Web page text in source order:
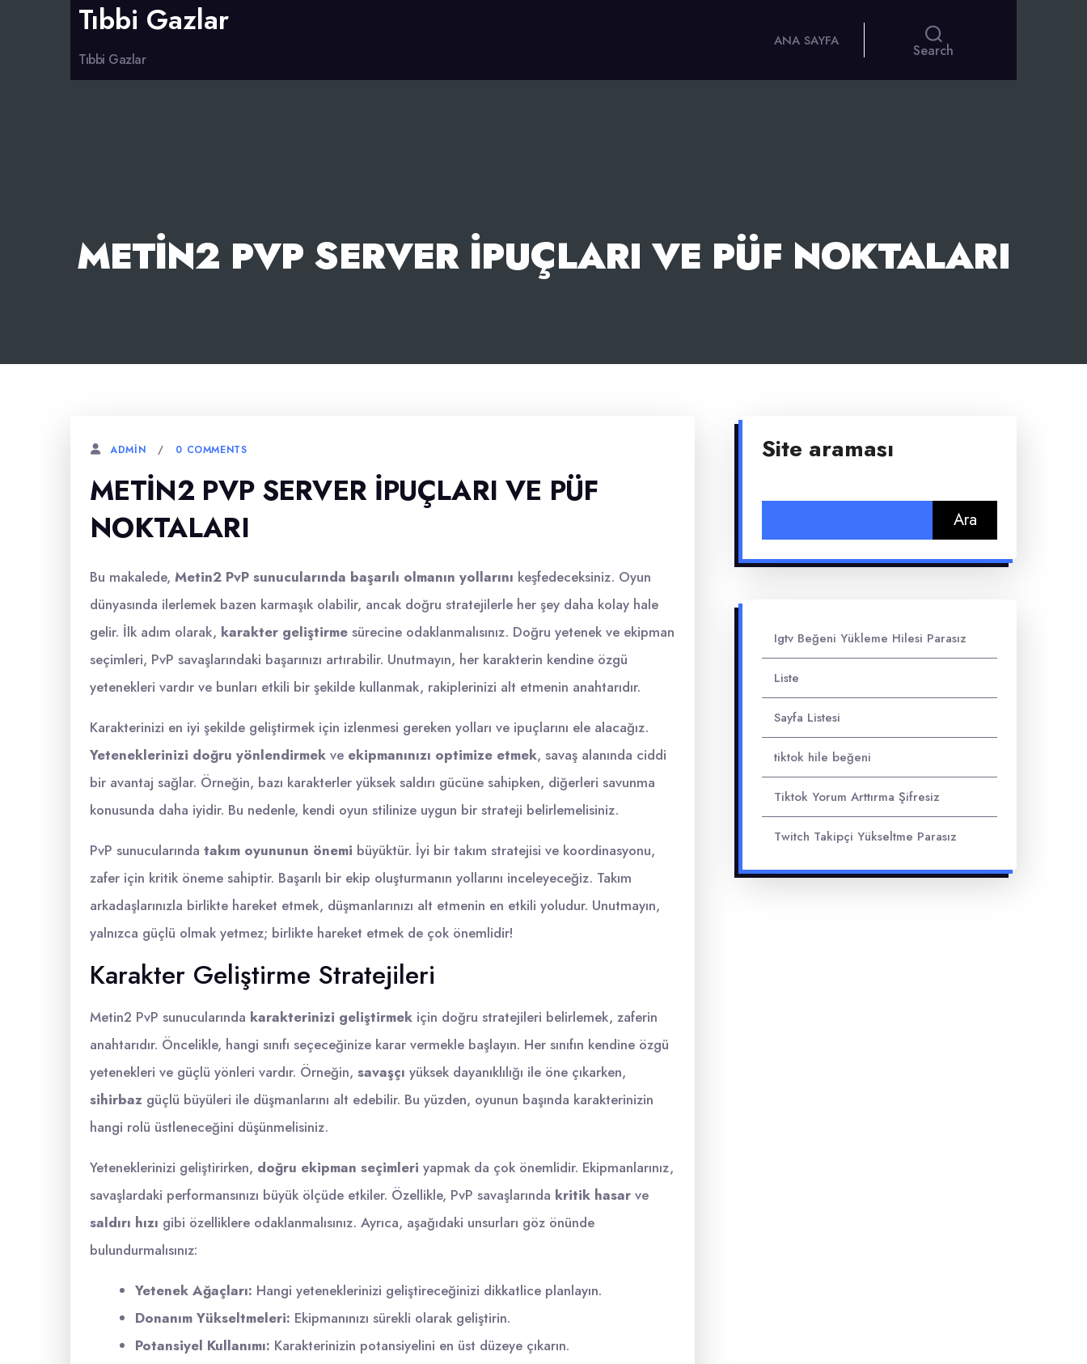
Tıbbi Gazlar
Tıbbi Gazlar
ANA SAYFA
Search
METIN2 PVP SERVER İPUÇLARI VE PÜF NOKTALARI
ADMIN 0 COMMENTS
METIN2 PVP SERVER İPUÇLARI VE PÜF
NOKTALARI
Bu makalede, Metin2 PvP sunucularında başarılı olmanın yollarını keşfedeceksiniz. Oyun
dünyasında ilerlemek bazen karmaşık olabilir, ancak doğru stratejilerle her şey daha kolay hale
gelir. İlk adım olarak, karakter geliştirme sürecine odaklanmalısınız. Doğru yetenek ve ekipman
seçimleri, PvP savaşlarındaki başarınızı artırabilir. Unutmayın, her karakterin kendine özgü
yetenekleri vardır ve bunları etkili bir şekilde kullanmak, rakiplerinizi alt etmenin anahtarıdır.
Karakterinizi en iyi şekilde geliştirmek için izlenmesi gereken yolları ve ipuçlarını ele alacağız.
Yeteneklerinizi doğru yönlendirmek ve ekipmanınızı optimize etmek, savaş alanında ciddi
bir avantaj sağlar. Örneğin, bazı karakterler yüksek saldırı gücüne sahipken, diğerleri savunma
konusunda daha iyidir. Bu nedenle, kendi oyun stilinize uygun bir strateji belirlemelisiniz.
PvP sunucularında takım oyununun önemi büyüktür. İyi bir takım stratejisi ve koordinasyonu,
zafer için kritik öneme sahiptir. Başarılı bir ekip oluşturmanın yollarını inceleyeceğiz. Takım
arkadaşlarınızla birlikte hareket etmek, düşmanlarınızı alt etmenin en etkili yoludur. Unutmayın,
yalnızca güçlü olmak yetmez; birlikte hareket etmek de çok önemlidir!
Karakter Geliştirme Stratejileri
Metin2 PvP sunucularında karakterinizi geliştirmek için doğru stratejileri belirlemek, zaferin
anahtarıdır. Öncelikle, hangi sınıfı seçeceğinize karar vermekle başlayın. Her sınıfın kendine özgü
yetenekleri ve güçlü yönleri vardır. Örneğin, savaşçı yüksek dayanıklılığı ile öne çıkarken,
sihirbaz güçlü büyüleri ile düşmanlarını alt edebilir. Bu yüzden, oyunun başında karakterinizin
hangi rolü üstleneceğini düşünmelisiniz.
Yeteneklerinizi geliştirirken, doğru ekipman seçimleri yapmak da çok önemlidir. Ekipmanlarınız,
savaşlardaki performansınızı büyük ölçüde etkiler. Özellikle, PvP savaşlarında kritik hasar ve
saldırı hızı gibi özelliklere odaklanmalısınız. Ayrıca, aşağıdaki unsurları göz önünde
bulundurmalısınız:
Yetenek Ağaçları: Hangi yeteneklerinizi geliştireceğinizi dikkatlice planlayın.
Donanım Yükseltmeleri: Ekipmanınızı sürekli olarak geliştirin.
Potansiyel Kullanımı: Karakterinizin potansiyelini en üst düzeye çıkarın.
Site araması
Igtv Beğeni Yükleme Hilesi Parasız
Liste
Sayfa Listesi
tiktok hile beğeni
Tiktok Yorum Arttırma Şifresiz
Twitch Takipçi Yükseltme Parasız